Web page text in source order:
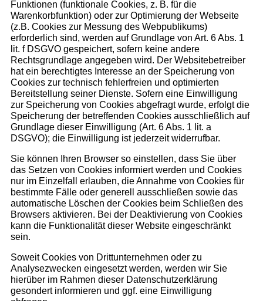
Funktionen (funktionale Cookies, z. B. für die
Warenkorbfunktion) oder zur Optimierung der Webseite
(z.B. Cookies zur Messung des Webpublikums)
erforderlich sind, werden auf Grundlage von Art. 6 Abs. 1
lit. f DSGVO gespeichert, sofern keine andere
Rechtsgrundlage angegeben wird. Der Websitebetreiber
hat ein berechtigtes Interesse an der Speicherung von
Cookies zur technisch fehlerfreien und optimierten
Bereitstellung seiner Dienste. Sofern eine Einwilligung
zur Speicherung von Cookies abgefragt wurde, erfolgt die
Speicherung der betreffenden Cookies ausschließlich auf
Grundlage dieser Einwilligung (Art. 6 Abs. 1 lit. a
DSGVO); die Einwilligung ist jederzeit widerrufbar.
Sie können Ihren Browser so einstellen, dass Sie über
das Setzen von Cookies informiert werden und Cookies
nur im Einzelfall erlauben, die Annahme von Cookies für
bestimmte Fälle oder generell ausschließen sowie das
automatische Löschen der Cookies beim Schließen des
Browsers aktivieren. Bei der Deaktivierung von Cookies
kann die Funktionalität dieser Website eingeschränkt
sein.
Soweit Cookies von Drittunternehmen oder zu
Analysezwecken eingesetzt werden, werden wir Sie
hierüber im Rahmen dieser Datenschutzerklärung
gesondert informieren und ggf. eine Einwilligung